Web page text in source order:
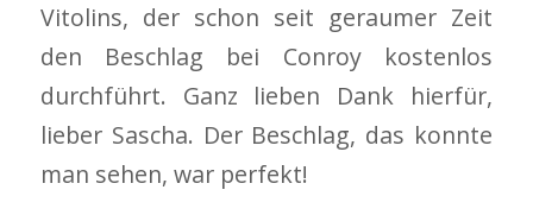
Vitolins, der schon seit geraumer Zeit
den Beschlag bei Conroy kostenlos
durchführt. Ganz lieben Dank hierfür,
lieber Sascha. Der Beschlag, das konnte
man sehen, war perfekt!